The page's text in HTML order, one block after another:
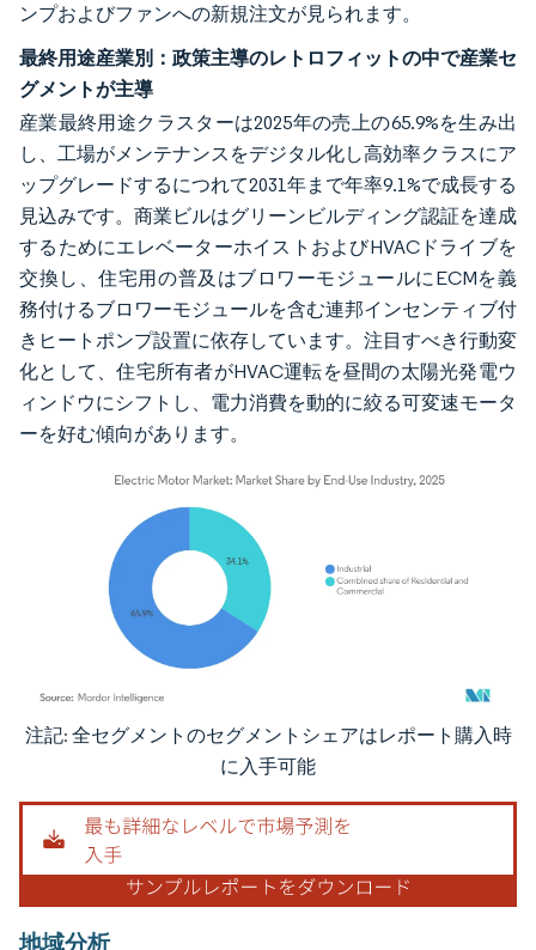
ンプおよびファンへの新規注文が見られます。
最終用途産業別：政策主導のレトロフィットの中で産業セ
グメントが主導
産業最終用途クラスターは2025年の売上の65.9%を生み出
し、工場がメンテナンスをデジタル化し高効率クラスにア
ップグレードするにつれて2031年まで年率9.1%で成長する
見込みです。商業ビルはグリーンビルディング認証を達成
するためにエレベーターホイストおよびHVACドライブを
交換し、住宅用の普及はブロワーモジュールにECMを義
務付けるブロワーモジュールを含む連邦インセンティブ付
きヒートポンプ設置に依存しています。注目すべき行動変
化として、住宅所有者がHVAC運転を昼間の太陽光発電ウ
ィンドウにシフトし、電力消費を動的に絞る可変速モータ
ーを好む傾向があります。
画像 © Mordor Intelligence。再利用にはCC BY 4.0の表示が必要です。
注記: 全セグメントのセグメントシェアはレポート購入時
に入手可能
地域分析